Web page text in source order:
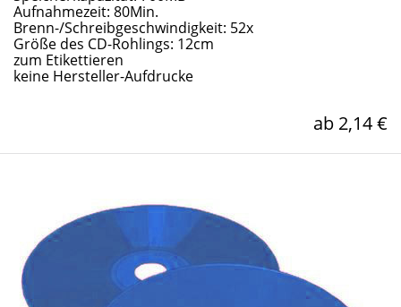
Aufnahmezeit: 80Min.
Brenn-/Schreibgeschwindigkeit: 52x
Größe des CD-Rohlings: 12cm
zum Etikettieren
keine Hersteller-Aufdrucke
ab 2,14 €